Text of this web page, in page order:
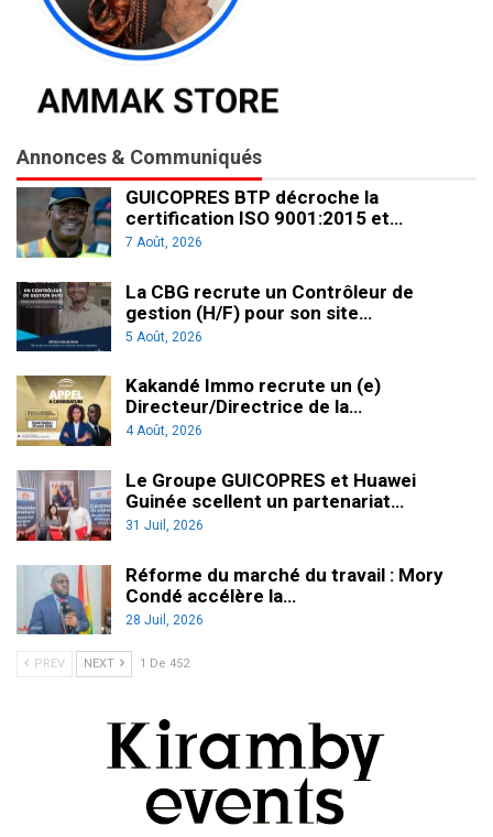
Annonces & Communiqués
GUICOPRES BTP décroche la
certification ISO 9001:2015 et…
7 Août, 2026
La CBG recrute un Contrôleur de
gestion (H/F) pour son site…
5 Août, 2026
Kakandé Immo recrute un (e)
Directeur/Directrice de la…
4 Août, 2026
Le Groupe GUICOPRES et Huawei
Guinée scellent un partenariat…
31 Juil, 2026
Réforme du marché du travail : Mory
Condé accélère la…
28 Juil, 2026
PREV NEXT 1 De 452